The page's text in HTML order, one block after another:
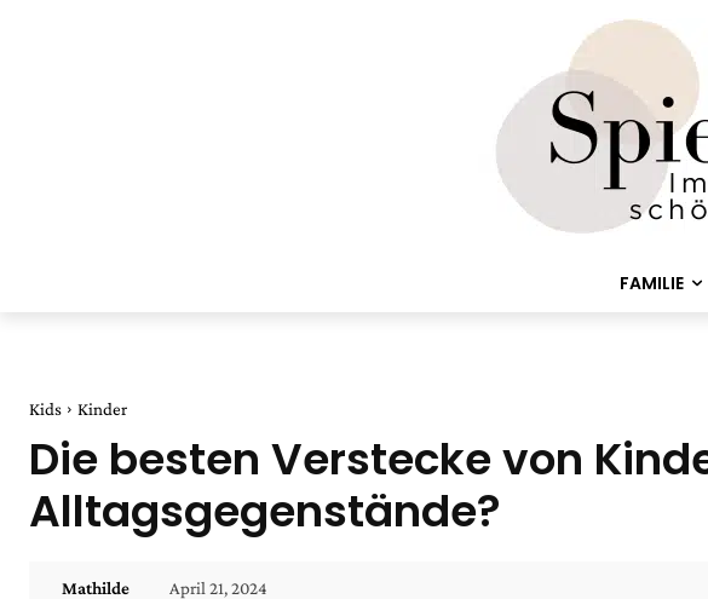
FAMILIE
Kids Kinder
Die besten Verstecke von
Alltagsgegenstände?
Mathilde April 21, 2024